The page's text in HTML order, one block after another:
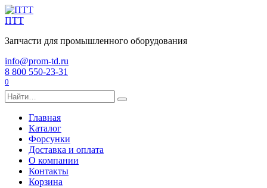
Перейти
к
ПТТ
Запчасти для промышленного оборудования
info@prom-td.ru
8 800 550-23-31
0
Search
for:
Главная
Каталог
Форсунки
Доставка и оплата
О компании
Контакты
Корзина